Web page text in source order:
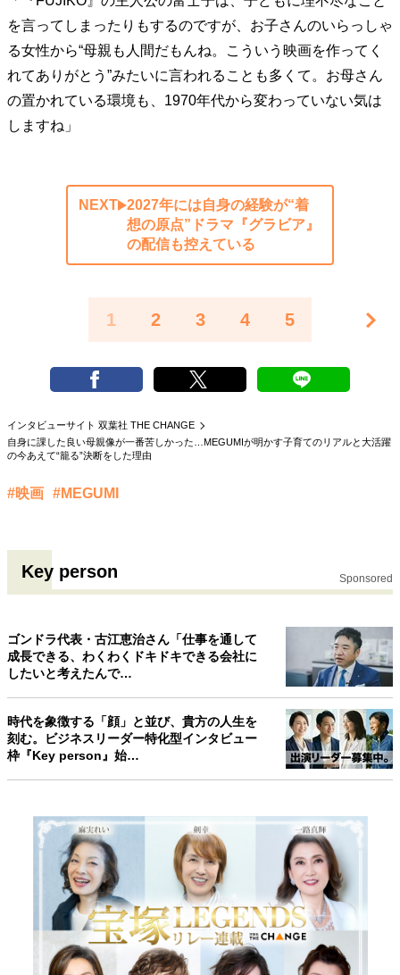
を言ってしまったりもするのですが、お子さんのいらっしゃ
る女性から“母親も人間だもんね。こういう映画を作ってく
れてありがとう”みたいに言われることも多くて。お母さん
の置かれている環境も、1970年代から変わっていない気は
しますね」
NEXT
2027年には自身の経験が“着
想の原点”ドラマ『グラビア』
の配信も控えている
1 2 3 4 5
インタビューサイト 双葉社 THE CHANGE
自身に課した良い母親像が一番苦しかった…MEGUMIが明かす子育てのリアルと大活躍
の今あえて“籠る”決断をした理由
#映画 #MEGUMI
Key person Sponsored
ゴンドラ代表・古江恵治さん「仕事を通して
成長できる、わくわくドキドキできる会社に
したいと考えたんで…
時代を象徴する「顔」と並び、貴方の人生を
刻む。ビジネスリーダー特化型インタビュー
枠『Key person』始…